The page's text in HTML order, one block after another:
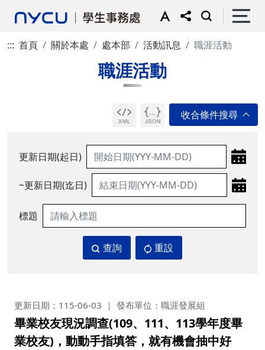
::: 首頁 關於本處 處本部 活動訊息 職涯活動
職涯活動
更新日期(起日)
~更新日期(迄日)
標題
查詢 重設
更新日期：115-06-03 發布單位：職涯發展組
畢業校友現況調查(109、111、113學年度畢
業校友)，動動手指填答，就有機會抽中好